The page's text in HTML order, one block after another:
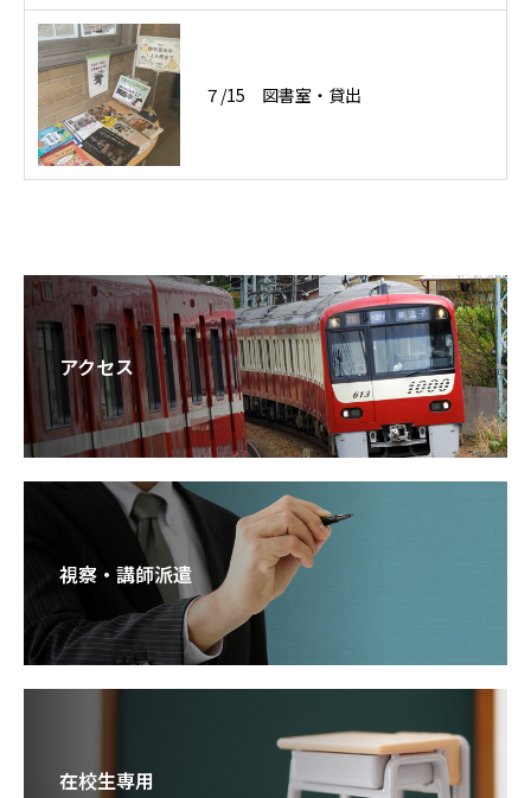
７/15 図書室・貸出
アクセス
視察・講師派遣
在校生専用